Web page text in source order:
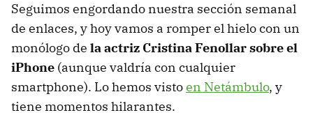
Seguimos engordando nuestra sección semanal
de enlaces, y hoy vamos a romper el hielo con un
monólogo de la actriz Cristina Fenollar sobre el
iPhone (aunque valdría con cualquier
smartphone). Lo hemos vistoen Netámbulo, y
tiene momentos hilarantes.